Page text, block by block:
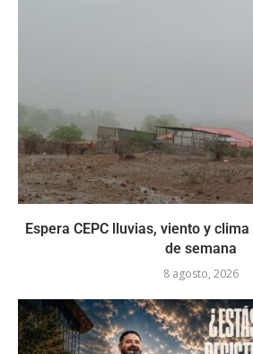
Espera CEPC lluvias, viento y
de semana
8 agosto, 2026